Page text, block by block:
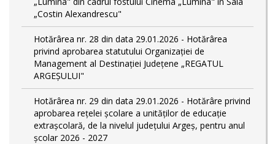
„Costin Alexandrescu"
Hotărârea nr. 28 din data 29.01.2026 - Hotărârea
privind aprobarea statutului Organizației de
Management al Destinației Județene „REGATUL
ARGEȘULUI"
Hotărârea nr. 29 din data 29.01.2026 - Hotărâre privind
aprobarea rețelei școlare a unităților de educație
extrașcolară, de la nivelul județului Argeș, pentru anul
școlar 2026 - 2027